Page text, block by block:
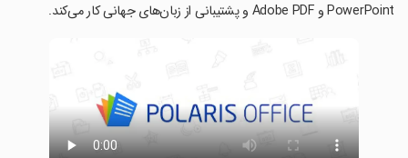
PowerPoint و Adobe PDF و پشتیبانی از زبان‌های جهانی کار می‌کند.